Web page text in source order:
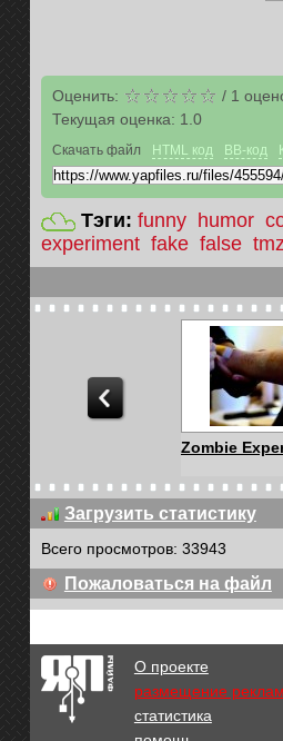
Оценить: / 1
Текущая оценка: 1.0
Скачать файл HTML код BB-код
Тэги: funny humor
experiment fake false tmz
Zombie
The Matrix
Загрузить статистику
Всего просмотров: 33943
Пожаловаться на файл
О проекте
размещение
статистика